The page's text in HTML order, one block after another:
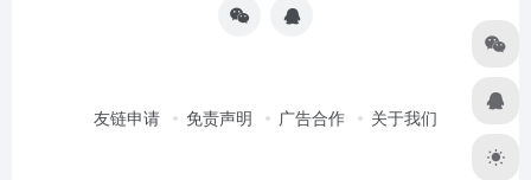
友链申请 免责声明 广告合作 关于我们